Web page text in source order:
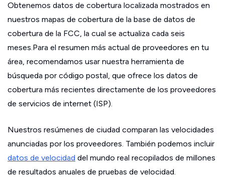
Obtenemos datos de cobertura localizada mostrados en
nuestros mapas de cobertura de la base de datos de
cobertura de la FCC, la cual se actualiza cada seis
meses.Para el resumen más actual de proveedores en tu
área, recomendamos usar nuestra herramienta de
búsqueda por código postal, que ofrece los datos de
cobertura más recientes directamente de los proveedores
de servicios de internet (ISP).
Nuestros resúmenes de ciudad comparan las velocidades
anunciadas por los proveedores. También podemos incluir
datos de velocidad del mundo real recopilados de millones
de resultados anuales de pruebas de velocidad.